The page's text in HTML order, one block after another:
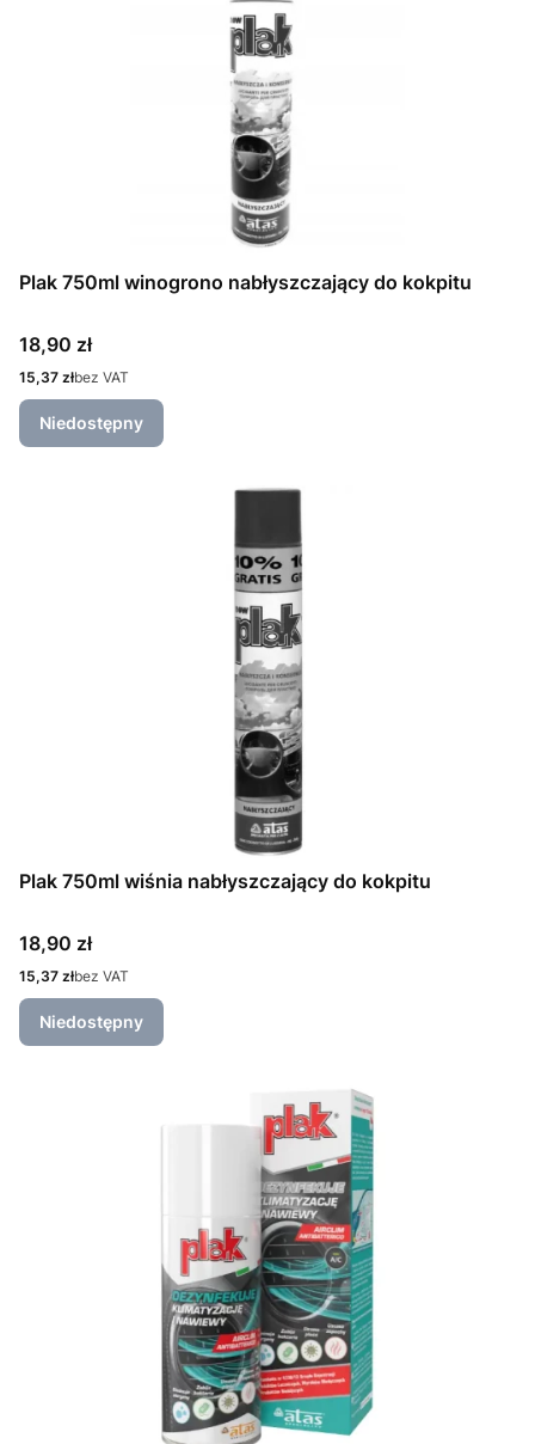
Plak 750ml winogrono nabłyszczający do kokpitu
Cena
18,90 zł
Cena
15,37 złbez VAT
Niedostępny
Plak 750ml wiśnia nabłyszczający do kokpitu
Cena
18,90 zł
Cena
15,37 złbez VAT
Niedostępny